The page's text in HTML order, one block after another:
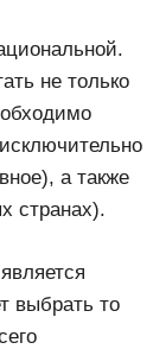
не только
а также
странах).
выбрать то